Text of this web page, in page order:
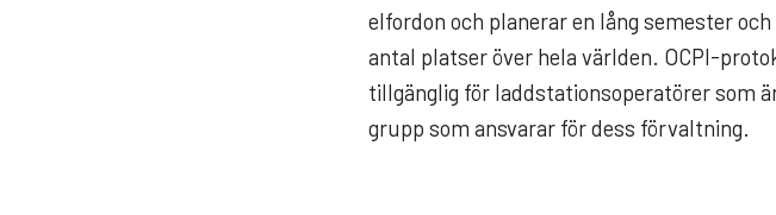
elfordon och planerar en lång semester
antal platser över hela världen. OCPI-
tillgänglig för laddstationsoperatörer som
grupp som ansvarar för dess förvaltning.